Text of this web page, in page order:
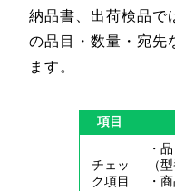
納品書、出荷検品で
の品目・数量・宛先
ます。
項目
チェッ
ク項目
・
（
・